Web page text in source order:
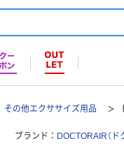
その他エクササイズ用品
ブランド DOCTORAIR（ド